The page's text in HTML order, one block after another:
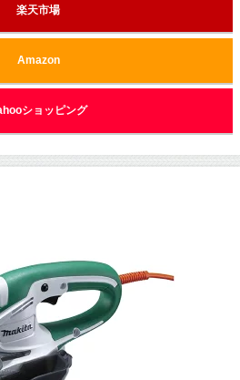
楽天市場
Amazon
ショッピング